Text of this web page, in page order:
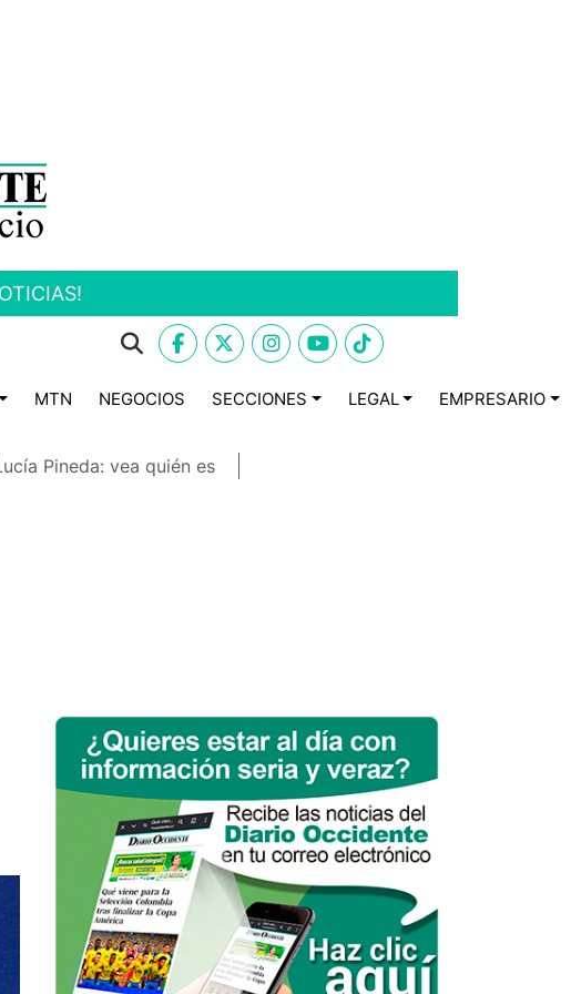
MTN NEGOCIOS SECCIONES LEGAL EMPRESARIO
Pineda: vea quién es